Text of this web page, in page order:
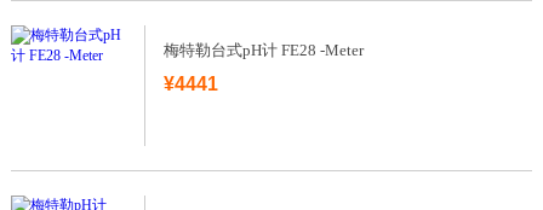
梅特勒台式pH计 FE28 -Meter
¥4441